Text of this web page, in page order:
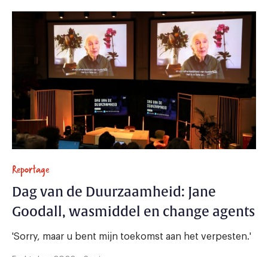
Reportage
Dag van de Duurzaamheid: Jane
Goodall, wasmiddel en change agents
'Sorry, maar u bent mijn toekomst aan het verpesten.'